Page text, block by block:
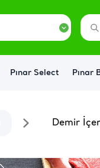
Pınar Select Pınar
Demir